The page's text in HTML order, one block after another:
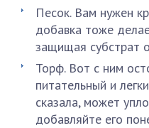
Песок. Вам нужен
добавка тоже
защищая субстрат
Торф. Вот с ним
питательный и
сказала, может
добавляйте его